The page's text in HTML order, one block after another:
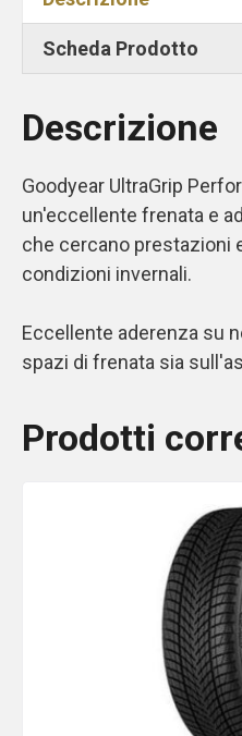
Scheda Prodotto
Descrizione
Goodyear UltraGrip
un'eccellente frenata e
che cercano prestazioni
condizioni invernali.
Eccellente aderenza su
spazi di frenata sia
Prodotti